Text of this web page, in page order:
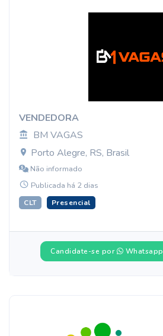
VENDEDORA
BM VAGAS
Porto Alegre, RS, Brasil
Não informado
Publicada há 2 dias
CLT Presencial
Candidate-se por Whatsapp